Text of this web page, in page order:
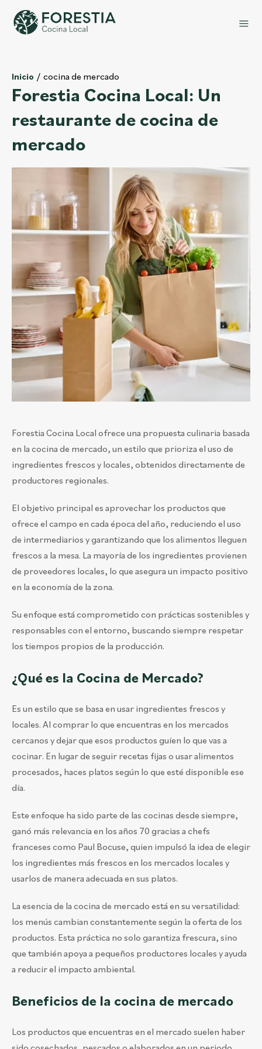
Inicio cocina de mercado
Forestia Cocina Local: Un
restaurante de cocina de
mercado
Forestia Cocina Local ofrece una propuesta culinaria basada
en la cocina de mercado, un estilo que prioriza el uso de
ingredientes frescos y locales, obtenidos directamente de
productores regionales.
El objetivo principal es aprovechar los productos que
ofrece el campo en cada época del año, reduciendo el uso
de intermediarios y garantizando que los alimentos lleguen
frescos a la mesa. La mayoría de los ingredientes provienen
de proveedores locales, lo que asegura un impacto positivo
en la economía de la zona.
Su enfoque está comprometido con prácticas sostenibles y
responsables con el entorno, buscando siempre respetar
los tiempos propios de la producción.
¿Qué es la Cocina de Mercado?
Es un estilo que se basa en usar ingredientes frescos y
locales. Al comprar lo que encuentras en los mercados
cercanos y dejar que esos productos guíen lo que vas a
cocinar. En lugar de seguir recetas fijas o usar alimentos
procesados, haces platos según lo que esté disponible ese
día.
Este enfoque ha sido parte de las cocinas desde siempre,
ganó más relevancia en los años 70 gracias a chefs
franceses como Paul Bocuse, quien impulsó la idea de elegir
los ingredientes más frescos en los mercados locales y
usarlos de manera adecuada en sus platos.
La esencia de la cocina de mercado está en su versatilidad:
los menús cambian constantemente según la oferta de los
productos. Esta práctica no solo garantiza frescura, sino
que también apoya a pequeños productores locales y ayuda
a reducir el impacto ambiental.
Beneficios de la cocina de mercado
Los productos que encuentras en el mercado suelen haber